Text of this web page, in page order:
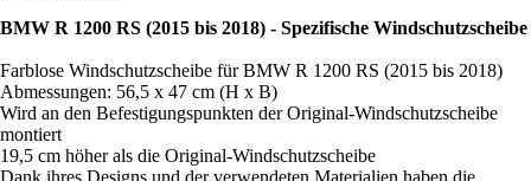
BMW R 1200 RS (2015 bis 2018) - Spezifische Windschutzscheibe
Farblose Windschutzscheibe für BMW R 1200 RS (2015 bis 2018)
Abmessungen: 56,5 x 47 cm (H x B)
Wird an den Befestigungspunkten der Original-Windschutzscheibe
montiert
19,5 cm höher als die Original-Windschutzscheibe